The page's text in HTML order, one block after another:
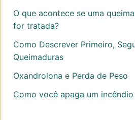
O que acontece se uma
for tratada?
Como Descrever Primeiro,
Queimaduras
Oxandrolona e Perda de Peso
Como você apaga um